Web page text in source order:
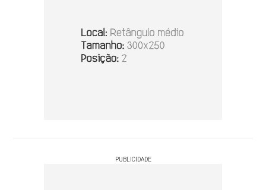
PUBLICIDADE